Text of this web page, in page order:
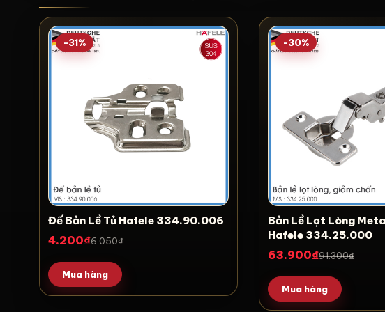
-31%
Đế Bản Lề Tủ Hafele 334.90.006
4.200₫6.050₫
Mua hàng
-30%
Bản Lề Lọt Lòng
Hafele 334.25.000
63.900₫91.300₫
Mua hàng